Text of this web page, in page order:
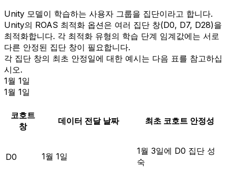
Unity 모델이 학습하는 사용자 그룹을 집단이라고 합니다.
Unity의 ROAS 최적화 옵션은 여러 집단 창(D0, D7, D28)을
최적화합니다. 각 최적화 유형의 학습 단계 임계값에는 서로
다른 안정된 집단 창이 필요합니다.
각 집단 창의 최초 안정일에 대한 예시는 다음 표를 참고하십
시오.
1월 1일
1월 1일
코호트
창
데이터 전달 날짜 최초 코호트 안정성
D0 1월 1일
1월 3일에 D0 집단 성
숙